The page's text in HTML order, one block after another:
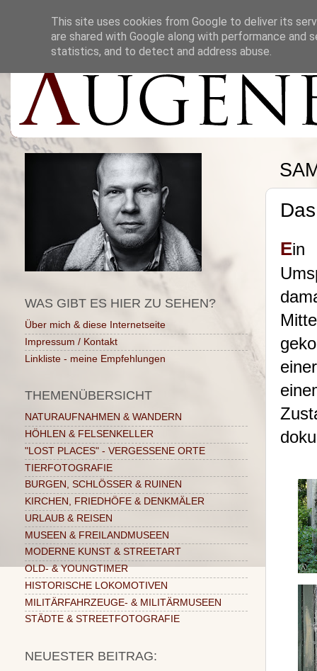
Ein
WAS GIBT ES HIER ZU SEHEN?
Über mich & diese Internetseite
Impressum / Kontakt
Linkliste - meine Empfehlungen
THEMENÜBERSICHT
NATURAUFNAHMEN & WANDERN
HÖHLEN & FELSENKELLER
"LOST PLACES" - VERGESSENE ORTE
TIERFOTOGRAFIE
BURGEN, SCHLÖSSER & RUINEN
KIRCHEN, FRIEDHÖFE & DENKMÄLER
URLAUB & REISEN
MUSEEN & FREILANDMUSEEN
MODERNE KUNST & STREETART
OLD- & YOUNGTIMER
HISTORISCHE LOKOMOTIVEN
MILITÄRFAHRZEUGE- & MILITÄRMUSEEN
STÄDTE & STREETFOTOGRAFIE
NEUESTER BEITRAG:
This site uses cookies from Google to deliver its
are shared with Google along with performance
statistics, and to detect and address abuse.